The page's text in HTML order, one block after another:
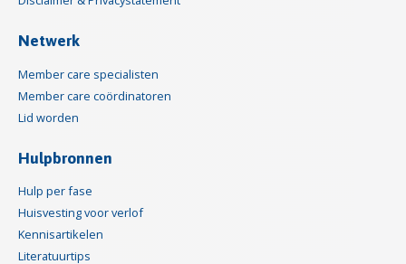
Netwerk
Member care specialisten
Member care coördinatoren
Lid worden
Hulpbronnen
Hulp per fase
Huisvesting voor verlof
Kennisartikelen
Literatuurtips